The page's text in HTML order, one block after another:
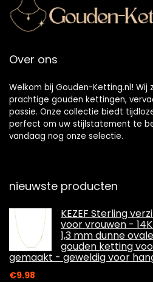
Over ons
Welkom bij Gouden-Ketting.nl! Wij
prachtige gouden kettingen,
passie. Onze collectie biedt
perfect om uw stijlstatement te
vandaag nog onze selectie.
nieuwste producten
KEZEF Sterling
voor vrouwen -
1,3 mm dunne
gouden ketting
gemaakt - geweldig voor
€9.98